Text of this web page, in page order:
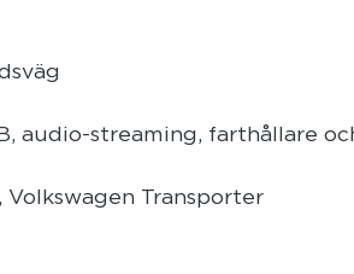
audio-streaming, farthållare
Transporter